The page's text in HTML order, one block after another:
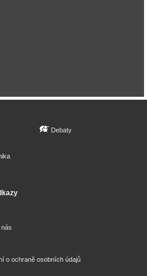
Debaty
nás
o ochraně osobních údajů